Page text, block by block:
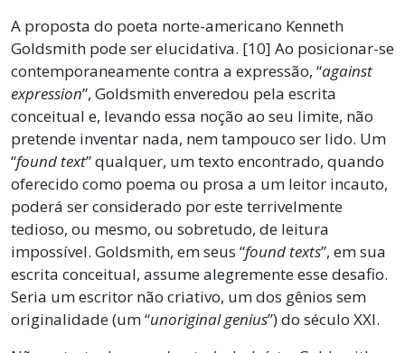
A proposta do poeta norte-americano Kenneth
Goldsmith pode ser elucidativa. [10] Ao posicionar-se
contemporaneamente contra a expressão, “against
expression”, Goldsmith enveredou pela escrita
conceitual e, levando essa noção ao seu limite, não
pretende inventar nada, nem tampouco ser lido. Um
“found text” qualquer, um texto encontrado, quando
oferecido como poema ou prosa a um leitor incauto,
poderá ser considerado por este terrivelmente
tedioso, ou mesmo, ou sobretudo, de leitura
impossível. Goldsmith, em seus “found texts”, em sua
escrita conceitual, assume alegremente esse desafio.
Seria um escritor não criativo, um dos gênios sem
originalidade (um “unoriginal genius”) do século XXI.